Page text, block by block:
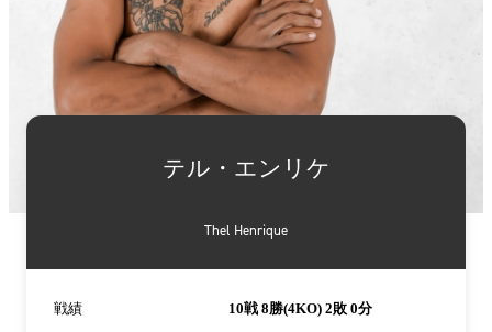
テル・エンリケ
Thel Henrique
戦績 10戦 8勝(4KO) 2敗 0分